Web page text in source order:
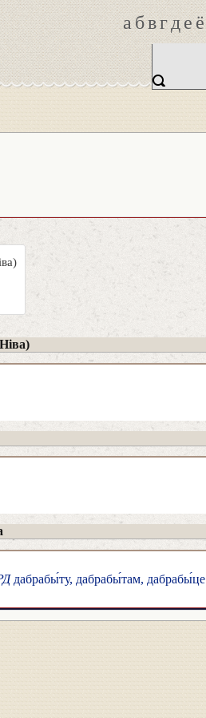
абвгдеё
дабрабы́ту, дабрабы́там, дабрабы́це